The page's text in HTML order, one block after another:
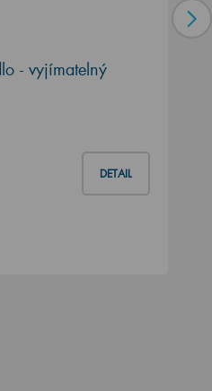
- vyjímatelný
DETAIL